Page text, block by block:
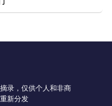
录，仅供个人和非商
新分发